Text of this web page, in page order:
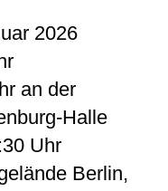
2026
der
Halle
Berlin,